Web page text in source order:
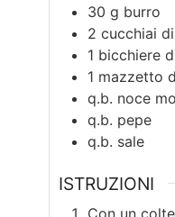
30 g burro
2 cucchiai
1 bicchiere
1 mazzetto
q.b. noce
q.b. pepe
q.b. sale
ISTRUZIONI